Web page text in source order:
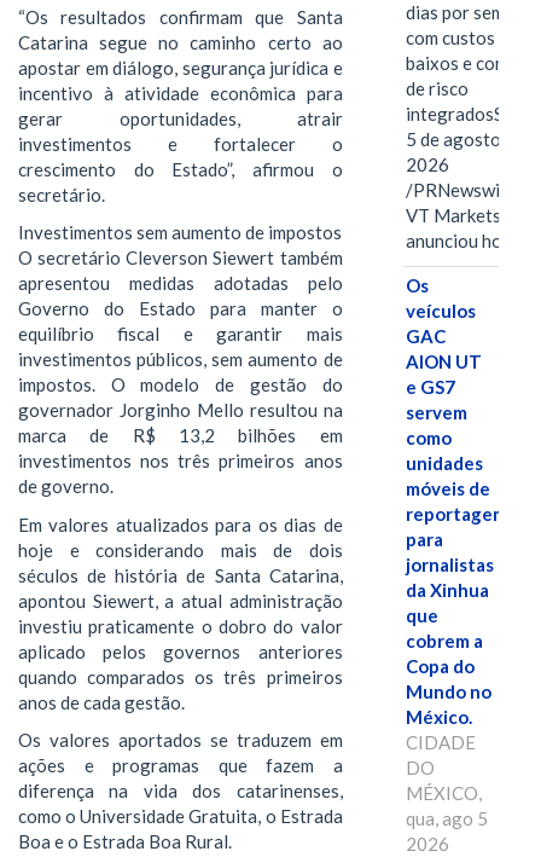
“Os resultados confirmam que Santa
Catarina segue no caminho certo ao
apostar em diálogo, segurança jurídica e
incentivo à atividade econômica para
gerar oportunidades, atrair
investimentos e fortalecer o
crescimento do Estado”, afirmou o
secretário.
Investimentos sem aumento de impostos
O secretário Cleverson Siewert também
apresentou medidas adotadas pelo
Governo do Estado para manter o
equilíbrio fiscal e garantir mais
investimentos públicos, sem aumento de
impostos. O modelo de gestão do
governador Jorginho Mello resultou na
marca de R$ 13,2 bilhões em
investimentos nos três primeiros anos
de governo.
Em valores atualizados para os dias de
hoje e considerando mais de dois
séculos de história de Santa Catarina,
apontou Siewert, a atual administração
investiu praticamente o dobro do valor
aplicado pelos governos anteriores
quando comparados os três primeiros
anos de cada gestão.
Os valores aportados se traduzem em
ações e programas que fazem a
diferença na vida dos catarinenses,
como o Universidade Gratuita, o Estrada
Boa e o Estrada Boa Rural.
dias por semana,
com custos mais
baixos e
de risco
5 de agosto de
2026
/PRNewswire/
VT Markets
anunciou hoje
Os
veículos
GAC
AION UT
e GS7
servem
como
unidades
móveis de
reportagem
para
jornalistas
da Xinhua
que
cobrem a
Copa do
Mundo no
México.
CIDADE
DO
MÉXICO,
qua, ago 5
2026